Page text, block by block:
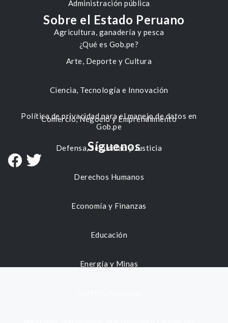
Administración pública
Agricultura, ganadería y pesca
Arte, Deporte y Cultura
Ciencia, Tecnología e Innovación
Comercio, Negocio y Emprendimiento
Defensa, Seguridad y Justicia
Derechos Humanos
Economía y Finanzas
Educación
Energía y Minas
Sobre el Estado Peruano
¿Qué es Gob.pe?
Política de privacidad para el manejo de datos en
Gob.pe
Síguenos